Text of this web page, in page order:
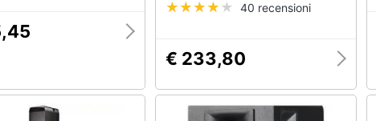
40 recensioni
€ 233,80